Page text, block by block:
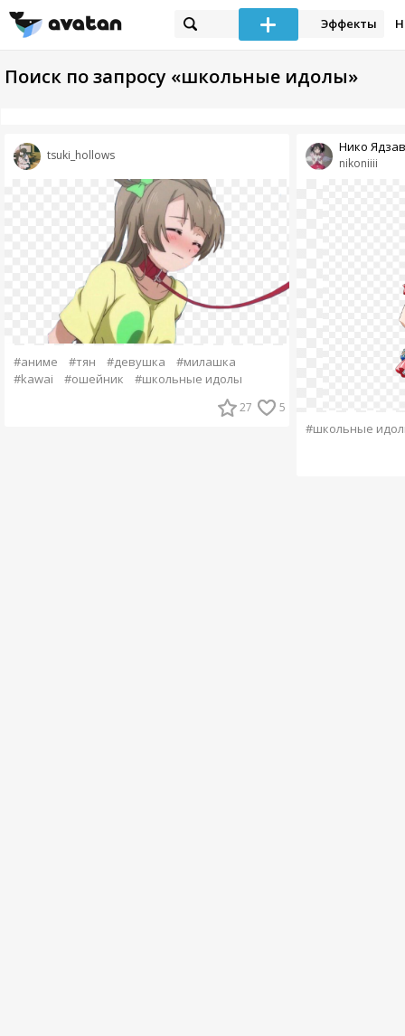
Эффекты
Поиск по запросу «школьные идолы»
tsuki_hollows
#аниме #тян #девушка
#милашка
#kawai
#ошейник #школьные идолы
27 5
nikoniiii
Нико
#школьные